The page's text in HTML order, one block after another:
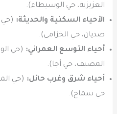
العزيزية، حي الوسيطاء).
الأحياء السكنية والحديثة: (حي
صديان، حي الخزامى).
أحياء التوسع العمراني: (حي
المصيف، حي أجا).
أحياء شرق وغرب حائل: (حي
حي سماح).